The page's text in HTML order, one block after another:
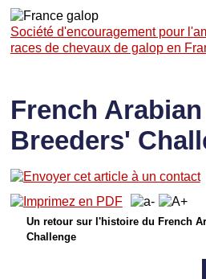
Société d'encouragement pour
races de chevaux de galop en
French Arabian
Breeders'
Un retour sur l'histoire du French
Challenge